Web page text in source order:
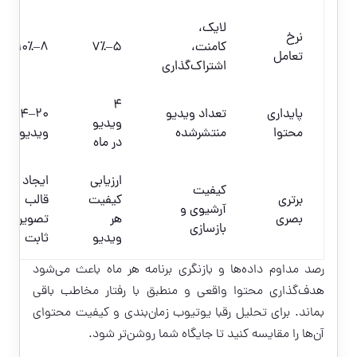
نرخ
تعامل
لایک،
کامنت،
اشتراک‌گذاری
۵–۷٪ ۸–۱۰٪
پایداری
محتوا
تعداد ویدیو
منتشرشده
۴
ویدیو
در ماه
۲۰–۲۴
ویدیو
برتری
بصری
کیفیت
آرشیوی و
بازسازی
ارزیابی
کیفیت
هر
ویدیو
ایجاد
قالب
تصویری
ثابت
رصد مداوم داده‌ها و بازنگری برنامه هر ماه باعث می‌شود
هدف‌گذاری محتوا واقعی و منطبق با رفتار مخاطب باقی
بماند. برای تحلیل رقبا یوتیوب زمان‌بندی و کیفیت محتوای
آن‌ها را مقایسه کنید تا جایگاه شما روشن‌تر شود.